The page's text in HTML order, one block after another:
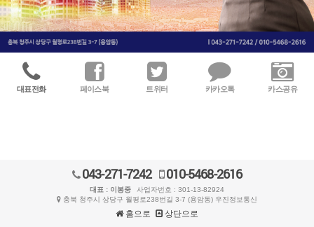
대표전화 페이스북 트위터 카카오톡 카스공유
043-271-7242 010-5468-2616
대표 : 이봉중
사업자번호 : 301-13-82924
충북 청주시 상당구 월평로238번길 3-7 (용암동) 우진정보통신
홈으로 상단으로